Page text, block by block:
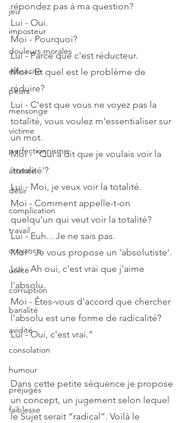
jeu
imposteur
douleurs morales
efficacité
peurs
mensonge
victime
perfectionnisme
attente
désir
complication
travail
croyance
utilité
corruption
banalité
avidité
consolation
humour
préjugés
faiblesse
répondez pas à ma question?
Lui - Oui.
Moi - Pourquoi?
Lui - Parce que c'est réducteur.
Moi - Et quel est le problème de
réduire?
Lui - C'est que vous ne voyez pas la
totalité, vous voulez m'essentialiser sur
un mot.
Moi - "Qui a dit que je voulais voir la
'totalité'?
Lui - Moi, je veux voir la totalité.
Moi - Comment appelle-t-on
quelqu'un qui veut voir la totalité?
Lui - Euh... Je ne sais pas.
Moi - Je vous propose un 'absolutiste'.
Lui - Ah oui, c'est vrai que j'aime
l'absolu.
Moi - Êtes-vous d'accord que chercher
l'absolu est une forme de radicalité?
Lui - Oui, c'est vrai."
Dans cette petite séquence je propose
un concept, un jugement selon lequel
le Sujet serait “radical”. Voilà le